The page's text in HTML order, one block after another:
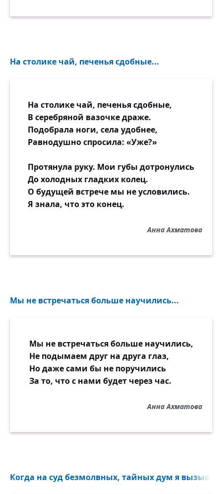
мы её не найдём, не находим.
словно кто-то вдали
Значит, нету разлук.
Существует громадная встреча.
Значит, кто-то нас вдруг
и, полны темноты,
и, полны темноты и покоя,
мы все вместе стоим над холодной
блестящей рекою...
На столике чай, печенья сдобные...
На столике чай, печенья сдобные,
В серебряной вазочке драже.
Подобрала ноги, села удобнее,
Равнодушно спросила: «Уже?»
Протянула руку. Мои губы дотронулись
До холодных гладких колец.
О будущей встрече мы не условились.
Я знала, что это конец.
Анна Ахматова
Мы не встречаться больше научились...
Мы не встречаться больше научились,
Не подымаем друг на друга глаз,
Но даже сами бы не поручились
За то, что с нами будет через час.
Анна Ахматова
Когда на суд безмолвных, тайных дум я вызываю